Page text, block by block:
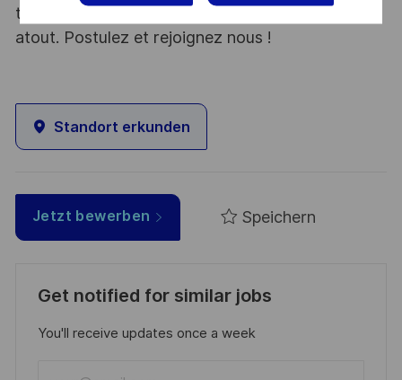
tous les talents. La diversité est notre meilleur
atout. Postulez et rejoignez nous !
Standort erkunden
Jetzt bewerben Speichern
Get notified for similar jobs
You'll receive updates once a week